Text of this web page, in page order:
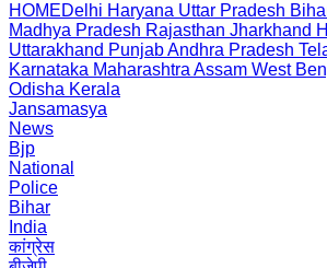
HOMEDelhi Haryana Uttar Pradesh
Madhya Pradesh Rajasthan Jharkhand
Uttarakhand PunjabAndhra Pradesh
Karnataka Maharashtra Assam West
Odisha Kerala
Jansamasya
News
Bjp
National
Police
Bihar
India
कांग्रेस